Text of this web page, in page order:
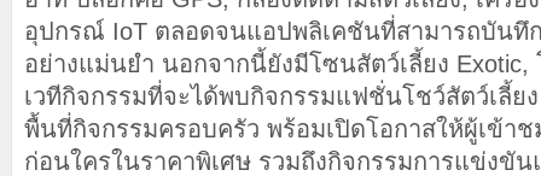
อุปกรณ์ IoT ตลอดจนแอปพลิเคชันที่สามารถบันทึ
อย่างแม่นยำ นอกจากนี้ยังมีโซนสัตว์เลี้ยง
เวทีกิจกรรมที่จะได้พบกิจกรรมแฟชั่นโชว์สัตว์เลี้ย
พื้นที่กิจกรรมครอบครัว พร้อมเปิดโอกาสให้ผู้เข้า
ก่อนใครในราคาพิเศษ รวมถึงกิจกรรมการแข่งขั